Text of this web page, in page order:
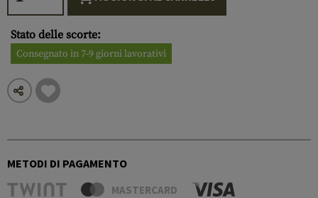
Stato delle scorte:
Consegnato in 7-9 giorni lavorativi
METODI DI PAGAMENTO
MASTERCARD